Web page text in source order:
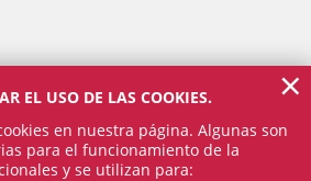
EL USO DE LAS COOKIES.
en nuestra página. Algunas son
para el funcionamiento de la
y se utilizan para:
×